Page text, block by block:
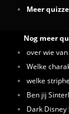
Meer
Nog meer
over wie
Welke
welke
Ben jij
Dark Disney